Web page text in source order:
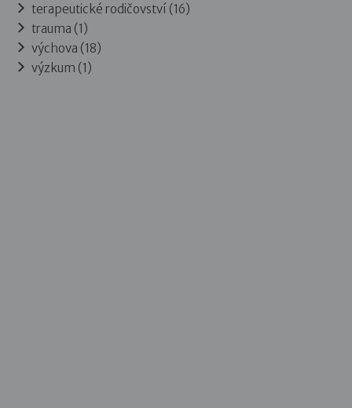
terapeutické rodičovství (16)
trauma (1)
výchova (18)
výzkum (1)